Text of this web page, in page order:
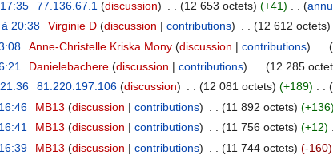
77.136.67.1 (discussion) (12 653 octets) (+41) (
20:38 Virginie D (discussion | contributions) . . (12 612 octets)
Anne-Christelle Kriska Mony (discussion | contributions)
Danielebachere (discussion | contributions) (12 285
81.220.197.106 (discussion) . . (12 081 octets) (+189) . . (
MB13 (discussion | contributions) (11 892 octets) (+136)
MB13 (discussion | contributions) . . (11 756 octets) (+12)
MB13 (discussion | contributions) (11 744 octets) (-160)